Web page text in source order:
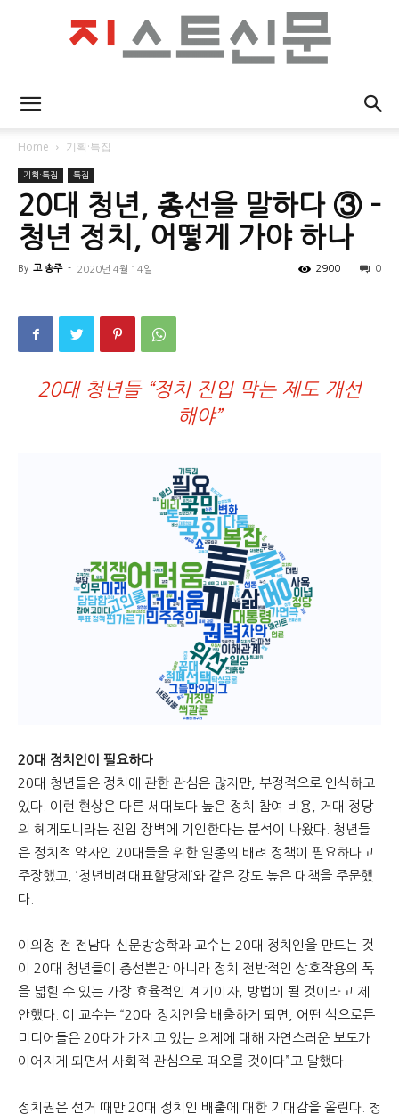
스
Home 기획·특집
기획·특집 특집
20대 청년, 총선을 말하다 ③ –
청년 정치, 어떻게 가야 하나
By 고 송주 - 2020년 4월 14일 0
2900
20대 청년들 “정치 진입 막는 제도 개선
해야”
20대 정치인이 필요하다
20대 청년들은 정치에 관한 관심은 많지만, 부정적으로 인식하고
있다. 이런 현상은 다른 세대보다 높은 정치 참여 비용, 거대 정당
의 헤게모니라는 진입 장벽에 기인한다는 분석이 나왔다. 청년들
은 정치적 약자인 20대들을 위한 일종의 배려 정책이 필요하다고
주장했고, ‘청년비례대표할당제’와 같은 강도 높은 대책을 주문했
다.
이의정 전 전남대 신문방송학과 교수는 20대 정치인을 만드는 것
이 20대 청년들이 총선뿐만 아니라 정치 전반적인 상호작용의 폭
을 넓힐 수 있는 가장 효율적인 계기이자, 방법이 될 것이라고 제
안했다. 이 교수는 “20대 정치인을 배출하게 되면, 어떤 식으로든
미디어들은 20대가 가지고 있는 의제에 대해 자연스러운 보도가
이어지게 되면서 사회적 관심으로 떠오를 것이다”고 말했다.
정치권은 선거 때만 20대 정치인 배출에 대한 기대감을 올린다. 청